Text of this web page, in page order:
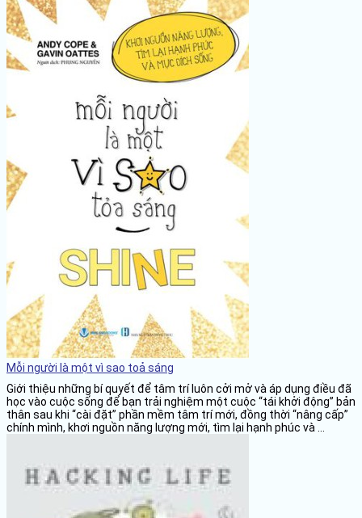
Mỗi người là một vì sao toả sáng
Giới thiệu những bí quyết để tâm trí luôn cởi mở và áp dụng điều đã
học vào cuộc sống để bạn trải nghiệm một cuộc “tái khởi động” bản
thân sau khi “cài đặt” phần mềm tâm trí mới, đồng thời “nâng cấp”
chính mình, khơi nguồn năng lượng mới, tìm lại hạnh phúc và ...